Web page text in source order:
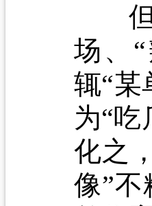
但
场、
辄“某
为“
化之
像”